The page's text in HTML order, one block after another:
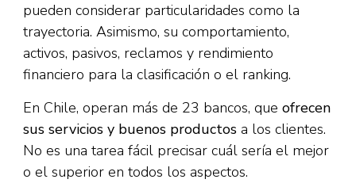
pueden considerar particularidades como la
trayectoria. Asimismo, su comportamiento,
activos, pasivos, reclamos y rendimiento
financiero para la clasificación o el ranking.
En Chile, operan más de 23 bancos, que ofrecen
sus servicios y buenos productos a los clientes.
No es una tarea fácil precisar cuál sería el mejor
o el superior en todos los aspectos.